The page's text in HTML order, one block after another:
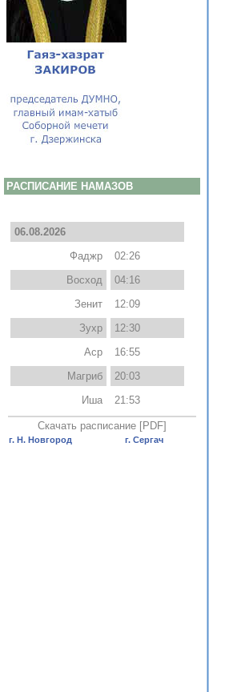
РАСПИСАНИЕ НАМАЗОВ
06.08.2026
Фаджр
02:26
Восход
04:16
Зенит
12:09
Зухр
12:30
Аср
16:55
Магриб
20:03
Иша
21:53
Скачать расписание [PDF]
г. Н. Новгород г. Сергач